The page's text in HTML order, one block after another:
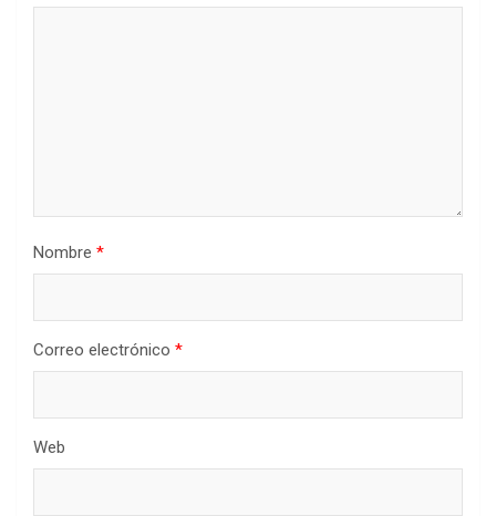
Nombre *
Correo electrónico *
Web